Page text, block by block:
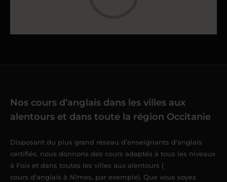
Nos cours d’anglais dans les villes aux
alentours et dans toute la région Occitanie
Disposant du plus grand réseau d’enseignants d’anglais
certifiés, nous donnons des cours adaptés à tous les niveaux
à Foix et dans toutes les villes aux alentours (
cours d'anglais à Nîmes, par exemple). Que vous soyez